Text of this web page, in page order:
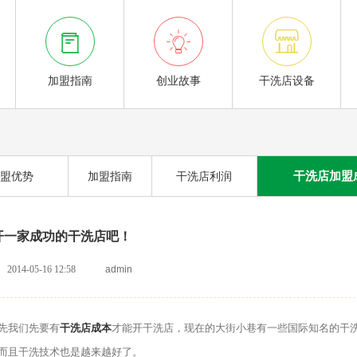

加盟指南

创业故事

干洗店设备
优势 加盟指南 干洗店利润 干洗店加盟
一家成功的干洗店吧！
2014-05-16 12:58 admin
我们先要有干洗店成本才能开干洗店，现在的大街小巷有一些国际知名的干
干洗技术也是越来越好了。